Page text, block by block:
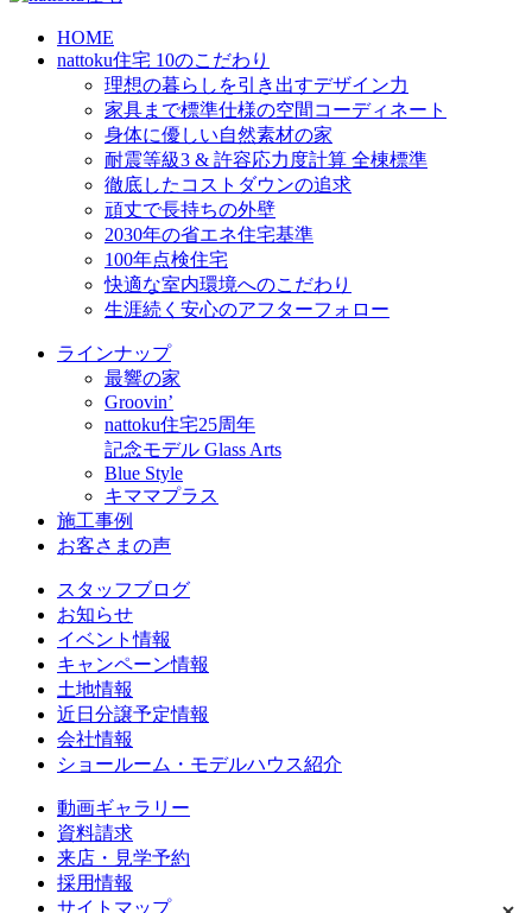
HOME
nattoku住宅 10のこだわり
理想の暮らしを引き出すデザイン力
家具まで標準仕様の空間コーディネート
身体に優しい自然素材の家
耐震等級3 & 許容応力度計算 全棟標準
徹底したコストダウンの追求
頑丈で長持ちの外壁
2030年の省エネ住宅基準
100年点検住宅
快適な室内環境へのこだわり
生涯続く安心のアフターフォロー
ラインナップ
最響の家
Groovin’
nattoku住宅25周年
記念モデル Glass Arts
Blue Style
キママプラス
施工事例
お客さまの声
スタッフブログ
お知らせ
イベント情報
キャンペーン情報
土地情報
近日分譲予定情報
会社情報
ショールーム・モデルハウス紹介
動画ギャラリー
資料請求
来店・見学予約
採用情報
サイトマップ